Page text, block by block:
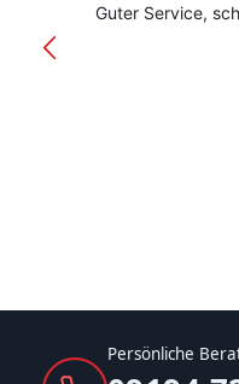
Guter Service,
Persönliche